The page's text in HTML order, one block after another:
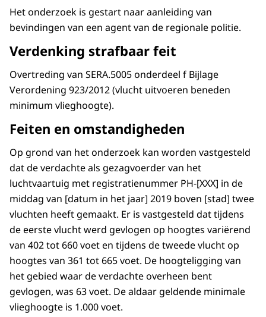
Het onderzoek is gestart naar aanleiding van
bevindingen van een agent van de regionale politie.
Verdenking strafbaar feit
Overtreding van SERA.5005 onderdeel f Bijlage
Verordening 923/2012 (vlucht uitvoeren beneden
minimum vlieghoogte).
Feiten en omstandigheden
Op grond van het onderzoek kan worden vastgesteld
dat de verdachte als gezagvoerder van het
luchtvaartuig met registratienummer PH-[XXX] in de
middag van [datum in het jaar] 2019 boven [stad] twee
vluchten heeft gemaakt. Er is vastgesteld dat tijdens
de eerste vlucht werd gevlogen op hoogtes variërend
van 402 tot 660 voet en tijdens de tweede vlucht op
hoogtes van 361 tot 665 voet. De hoogteligging van
het gebied waar de verdachte overheen bent
gevlogen, was 63 voet. De aldaar geldende minimale
vlieghoogte is 1.000 voet.